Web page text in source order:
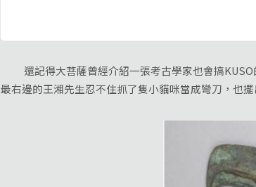
還記得大菩薩曾經介紹一張考古學家也會搞KUSO
最右邊的王湘先生忍不住抓了隻小貓咪當成彎刀，也